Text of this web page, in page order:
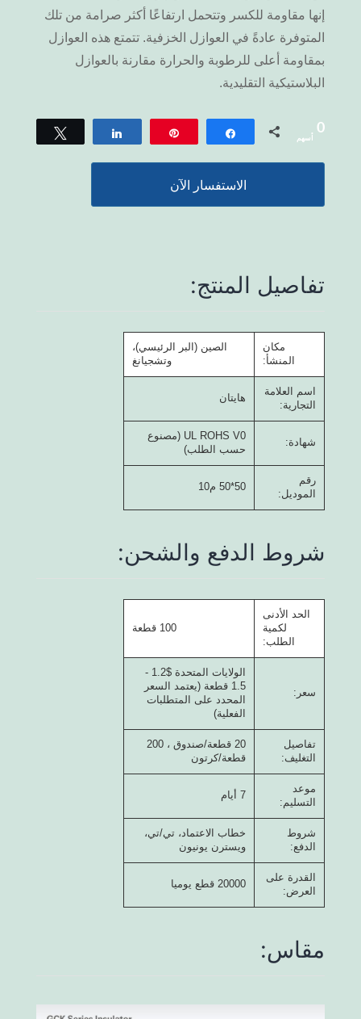
إنها مقاومة للكسر وتتحمل ارتفاعًا أكثر صرامة من تلك
المتوفرة عادةً في العوازل الخزفية. تتمتع هذه العوازل
بمقاومة أعلى للرطوبة والحرارة مقارنة بالعوازل
البلاستيكية التقليدية.
سقسقة يشارك 0
أسهم
الاستفسار الآن
تفاصيل المنتج:
مكان
المنشأ:
الصين (البر الرئيسي)،
وتشجيانغ
اسم العلامة
التجارية:
هايتان
شهادة:
UL ROHS V0 (مصنوع
حسب الطلب)
رقم
الموديل:
50*50 م10
شروط الدفع والشحن:
الحد الأدنى
لكمية
الطلب:
100 قطعة
سعر:
الولايات المتحدة $1.2 -
1.5 قطعة (يعتمد السعر
المحدد على المتطلبات
الفعلية)
تفاصيل
التغليف:
20 قطعة/صندوق ، 200
قطعة/كرتون
موعد
التسليم:
7 أيام
شروط
الدفع:
خطاب الاعتماد، تي/تي،
ويسترن يونيون
القدرة على
العرض:
20000 قطع يوميا
مقاس: